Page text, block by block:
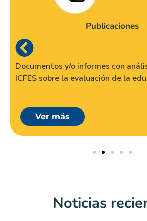
Publicaciones
Documentos y/o informes con
ICFES sobre la evaluación de la
Ver más
Noticias